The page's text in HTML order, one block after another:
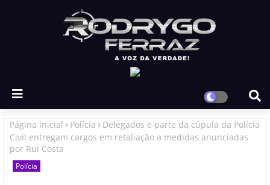
Página inicial Polícia
Delegados e parte da cúpula da Polícia
Civil entregam cargos em retaliação a medidas anunciadas
por Rui Costa
Polícia